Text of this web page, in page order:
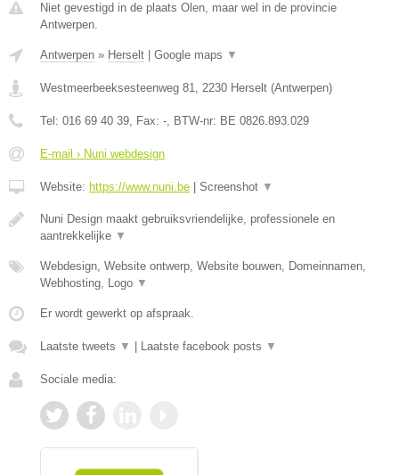
Niet gevestigd in de plaats Olen, maar wel in de provincie
Antwerpen.
Antwerpen » Herselt Google maps ▼
Westmeerbeeksesteenweg 81, 2230 Herselt (Antwerpen)
Tel: 016 69 40 39, Fax: -, BTW-nr: BE 0826.893.029
E-mail › Nuni webdesign
Website: https://www.nuni.be Screenshot ▼
Nuni Design maakt gebruiksvriendelijke, professionele en
aantrekkelijke ▼
Webdesign, Website ontwerp, Website bouwen, Domeinnamen,
Webhosting, Logo ▼
Er wordt gewerkt op afspraak.
Laatste tweets ▼ Laatste facebook posts ▼
Sociale media: